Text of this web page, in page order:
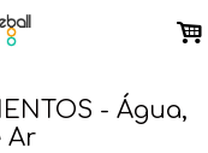
.
- Água,
Ar